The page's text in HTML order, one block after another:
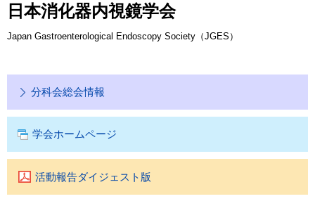
日本消化器内視鏡学会
Japan Gastroenterological Endoscopy Society（JGES）
分科会総会情報
学会ホームページ
活動報告ダイジェスト版